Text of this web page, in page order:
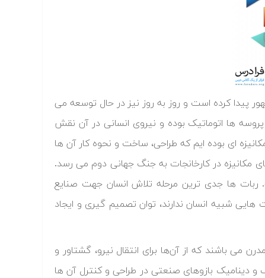
پیدا کرده است و روز به روز نیز در حال توسعه می
ها اتوماتیک بوده و نیروی انسانی در آن نقش
ای بوده ایم که طراحی، ساخت و نحوه کار آن ها
مکانیزه در کارخانجات به جنگ جهانی دوم می رسد.
ها جدی ترین مرحله تلاش انسان جهت صنایع
شبیه انسان ندارند، توان تصمیم گیری و ایجاد
می باشند که از آن‌ها برای انتقال نیرو، گشتاور و
دینامیک بازوهای صنعتی در طراحی و کنترل آن ها